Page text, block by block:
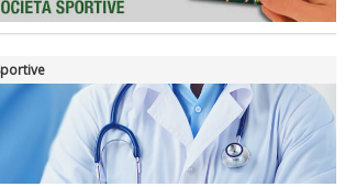
InBlu2000 traccia il bilancio della stagione